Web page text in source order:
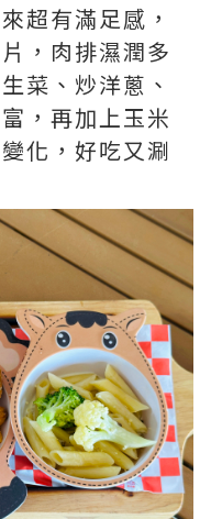
超有滿足感，
，肉排濕潤多
菜、炒洋蔥、
，再加上玉米
化，好吃又涮